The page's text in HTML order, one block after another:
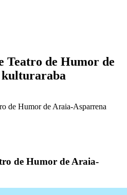
Teatro de Humor de
de Humor de Araia-Asparrena
de Humor de Araia-